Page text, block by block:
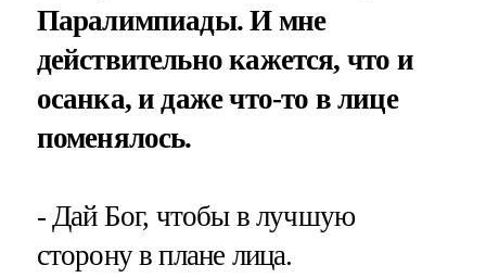
Паралимпиады. И мне
действительно кажется, что и
осанка, и даже что-то в лице
поменялось.
- Дай Бог, чтобы в лучшую
сторону в плане лица.